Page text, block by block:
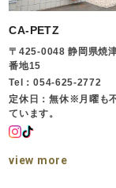
CA-PETZ
〒425-0048 静岡県焼
番地15
Tel：054-625-2772
定休日：無休※月曜も
ています。
view more